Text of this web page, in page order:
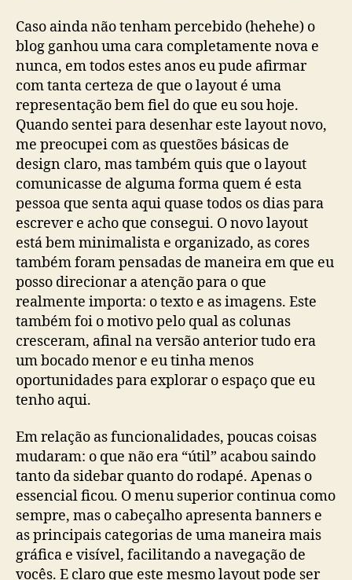
Caso ainda não tenham percebido (hehehe) o
blog ganhou uma cara completamente nova e
nunca, em todos estes anos eu pude afirmar
com tanta certeza de que o layout é uma
representação bem fiel do que eu sou hoje.
Quando sentei para desenhar este layout novo,
me preocupei com as questões básicas de
design claro, mas também quis que o layout
comunicasse de alguma forma quem é esta
pessoa que senta aqui quase todos os dias para
escrever e acho que consegui. O novo layout
está bem minimalista e organizado, as cores
também foram pensadas de maneira em que eu
posso direcionar a atenção para o que
realmente importa: o texto e as imagens. Este
também foi o motivo pelo qual as colunas
cresceram, afinal na versão anterior tudo era
um bocado menor e eu tinha menos
oportunidades para explorar o espaço que eu
tenho aqui.
Em relação as funcionalidades, poucas coisas
mudaram: o que não era “útil” acabou saindo
tanto da sidebar quanto do rodapé. Apenas o
essencial ficou. O menu superior continua como
sempre, mas o cabeçalho apresenta banners e
as principais categorias de uma maneira mais
gráfica e visível, facilitando a navegação de
vocês. E claro que este mesmo layout pode ser